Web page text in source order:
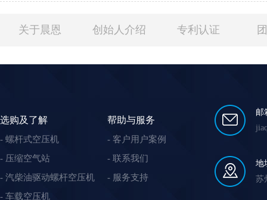
关于晨恩 创始人介绍 专利认证
选购及了解
螺杆式空压机
压缩空气站
汽柴油驱动螺杆空压机
车载空压机
帮助与服务
客户用户案例
联系我们
服务支持
邮
地
苏